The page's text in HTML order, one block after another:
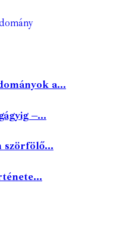
a...
–...
szörfölő...